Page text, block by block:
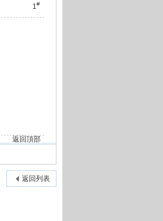
1#
返回頂部
返回列表